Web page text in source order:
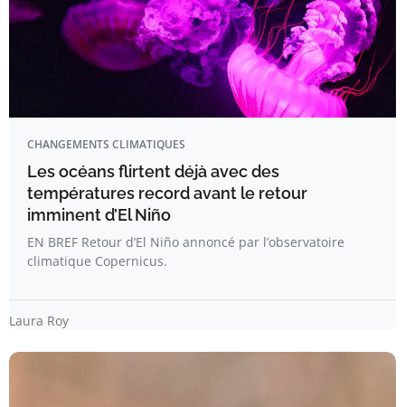
CHANGEMENTS CLIMATIQUES
Les océans flirtent déjà avec des
températures record avant le retour
imminent d’El Niño
EN BREF Retour d’El Niño annoncé par l’observatoire
climatique Copernicus.
Laura Roy